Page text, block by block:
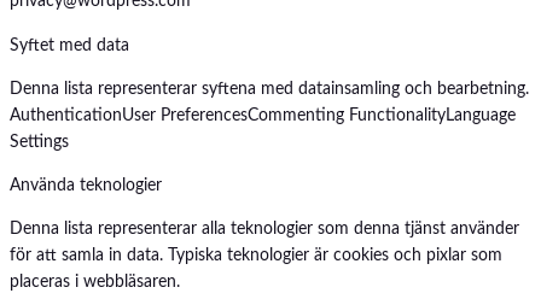
Syftet med data
Denna lista representerar syftena med datainsamling och bearbetning.
AuthenticationUser PreferencesCommenting FunctionalityLanguage
Settings
Använda teknologier
Denna lista representerar alla teknologier som denna tjänst använder
för att samla in data. Typiska teknologier är cookies och pixlar som
placeras i webbläsaren.